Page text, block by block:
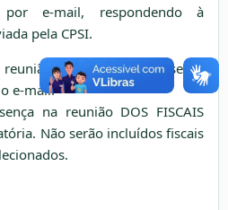
e-mail, respondendo à
pela CPSI.
de capacitação serão
e-mail.
na reunião DOS FISCAIS
Não serão incluídos fiscais